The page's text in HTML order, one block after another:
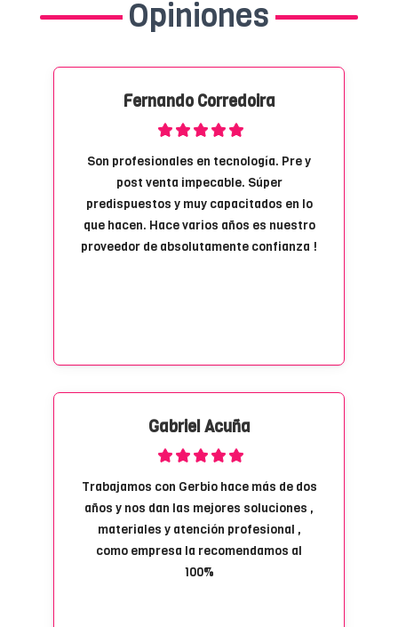
Opiniones
Fernando Corredoira
Son profesionales en tecnología. Pre y
post venta impecable. Súper
predispuestos y muy capacitados en lo
que hacen. Hace varios años es nuestro
proveedor de absolutamente confianza !
Gabriel Acuña
Trabajamos con Gerbio hace más de dos
años y nos dan las mejores soluciones ,
materiales y atención profesional ,
como empresa la recomendamos al
100%